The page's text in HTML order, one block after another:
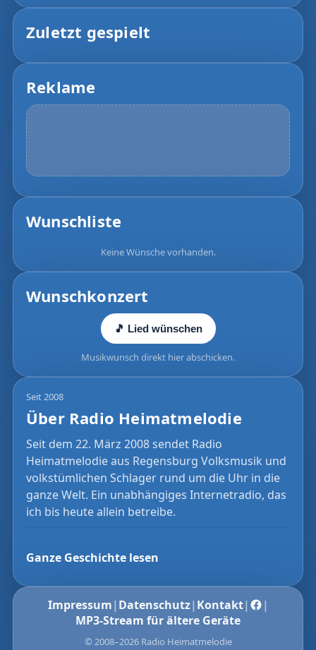
Zuletzt gespielt
Reklame
Wunschliste
Keine Wünsche vorhanden.
Wunschkonzert
🎵 Lied wünschen
Musikwunsch direkt hier abschicken.
Seit 2008
Über Radio Heimatmelodie
Seit dem 22. März 2008 sendet Radio
Heimatmelodie aus Regensburg Volksmusik und
volkstümlichen Schlager rund um die Uhr in die
ganze Welt. Ein unabhängiges Internetradio, das
ich bis heute allein betreibe.
Ganze Geschichte lesen
Impressum|Datenschutz|Kontakt|
|
MP3-Stream für ältere Geräte
© 2008–2026 Radio Heimatmelodie